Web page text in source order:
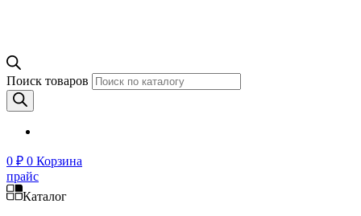
Поиск товаров
0 ₽ 0 Корзина
прайс
Каталог